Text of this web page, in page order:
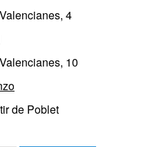
4
10
de Poblet